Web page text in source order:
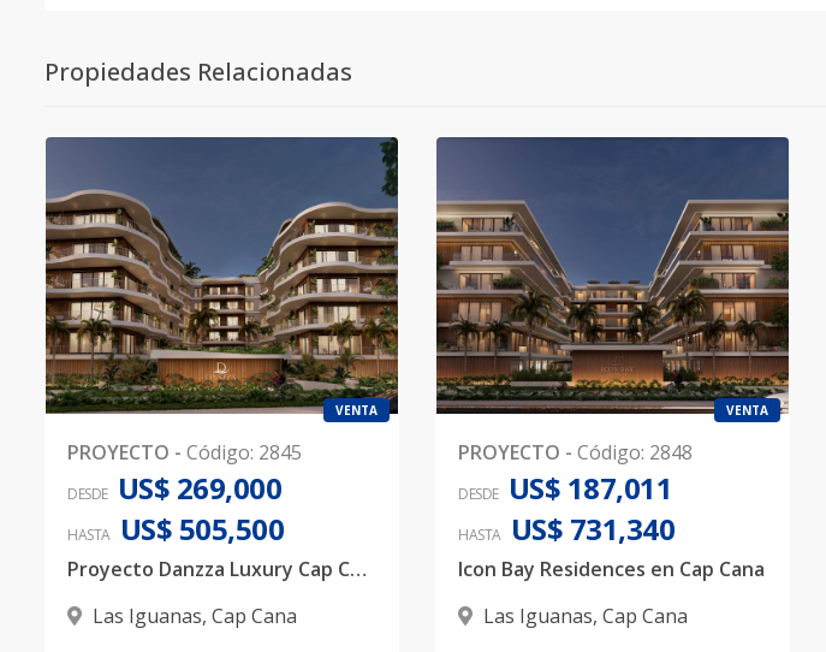
Propiedades Relacionadas
VENTA
PROYECTO - Código: 2845
DESDE US$ 269,000
HASTA US$ 505,500
Proyecto Danzza Luxury Cap Cana
Las Iguanas, Cap Cana
VENTA
PROYECTO - Código: 2848
DESDE US$ 187,011
HASTA US$ 731,340
Icon Bay Residences en Cap Cana
Las Iguanas, Cap Cana